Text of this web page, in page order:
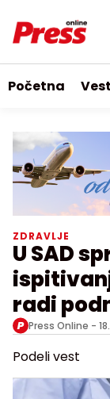
Početna
ZDRAVLJE
U SAD
radi
Press Online -
Podeli vest